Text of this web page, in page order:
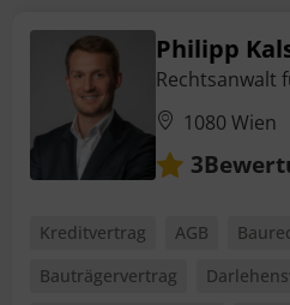
Philipp
Rechtsanwalt
1080 Wien
3
Kreditvertrag AGB
Bauträgervertrag